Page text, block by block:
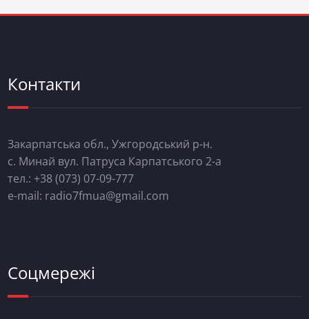
Контакти
Закарпатська обл., Ужгородський р-н.
с. Минай вул. Патруса Карпатського 2-а
тел.: +38 (073) 07-09-777
e-mail: radio7fmua@gmail.com
Соцмережі